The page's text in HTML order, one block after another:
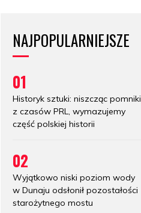
NAJPOPULARNIEJSZE
01
Historyk sztuki: niszcząc pomniki
z czasów PRL, wymazujemy
część polskiej historii
02
Wyjątkowo niski poziom wody
w Dunaju odsłonił pozostałości
starożytnego mostu